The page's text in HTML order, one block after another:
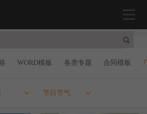
WORD模板 各类专题 合同模板
节日节气